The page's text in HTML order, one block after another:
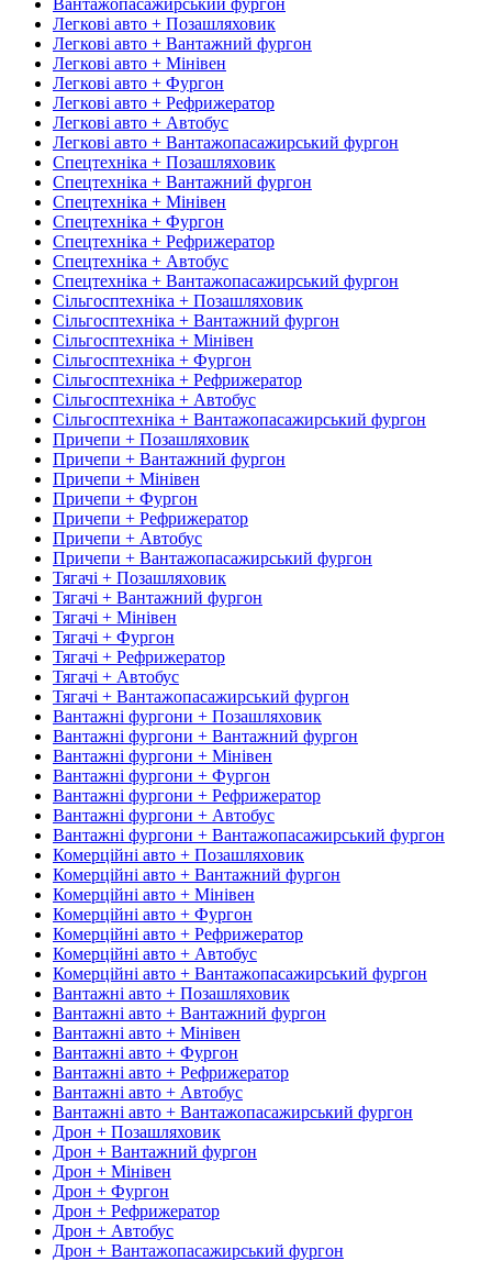
Легкові авто + Позашляховик
Легкові авто + Вантажний фургон
Легкові авто + Мінівен
Легкові авто + Фургон
Легкові авто + Рефрижератор
Легкові авто + Автобус
Легкові авто + Вантажопасажирський фургон
Спецтехніка + Позашляховик
Спецтехніка + Вантажний фургон
Спецтехніка + Мінівен
Спецтехніка + Фургон
Спецтехніка + Рефрижератор
Спецтехніка + Автобус
Спецтехніка + Вантажопасажирський фургон
Сільгосптехніка + Позашляховик
Сільгосптехніка + Вантажний фургон
Сільгосптехніка + Мінівен
Сільгосптехніка + Фургон
Сільгосптехніка + Рефрижератор
Сільгосптехніка + Автобус
Сільгосптехніка + Вантажопасажирський фургон
Причепи + Позашляховик
Причепи + Вантажний фургон
Причепи + Мінівен
Причепи + Фургон
Причепи + Рефрижератор
Причепи + Автобус
Причепи + Вантажопасажирський фургон
Тягачі + Позашляховик
Тягачі + Вантажний фургон
Тягачі + Мінівен
Тягачі + Фургон
Тягачі + Рефрижератор
Тягачі + Автобус
Тягачі + Вантажопасажирський фургон
Вантажні фургони + Позашляховик
Вантажні фургони + Вантажний фургон
Вантажні фургони + Мінівен
Вантажні фургони + Фургон
Вантажні фургони + Рефрижератор
Вантажні фургони + Автобус
Вантажні фургони + Вантажопасажирський фургон
Комерційні авто + Позашляховик
Комерційні авто + Вантажний фургон
Комерційні авто + Мінівен
Комерційні авто + Фургон
Комерційні авто + Рефрижератор
Комерційні авто + Автобус
Комерційні авто + Вантажопасажирський фургон
Вантажні авто + Позашляховик
Вантажні авто + Вантажний фургон
Вантажні авто + Мінівен
Вантажні авто + Фургон
Вантажні авто + Рефрижератор
Вантажні авто + Автобус
Вантажні авто + Вантажопасажирський фургон
Дрон + Позашляховик
Дрон + Вантажний фургон
Дрон + Мінівен
Дрон + Фургон
Дрон + Рефрижератор
Дрон + Автобус
Дрон + Вантажопасажирський фургон